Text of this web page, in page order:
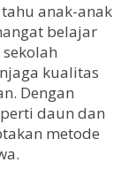
anak-anak
belajar
kualitas
Dengan
daun dan
metode